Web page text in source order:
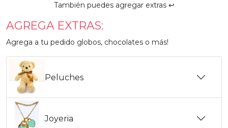
También puedes agregar extras ↩️
AGREGA EXTRAS:
Agrega a tu pedido globos, chocolates o más!
Peluches
Joyeria